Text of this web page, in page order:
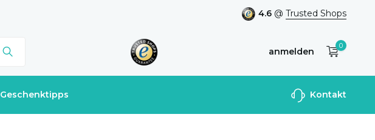
4.6 @ Trusted Shops
anmelden
Benutzerkonto
0
Geschenktipps Kontakt